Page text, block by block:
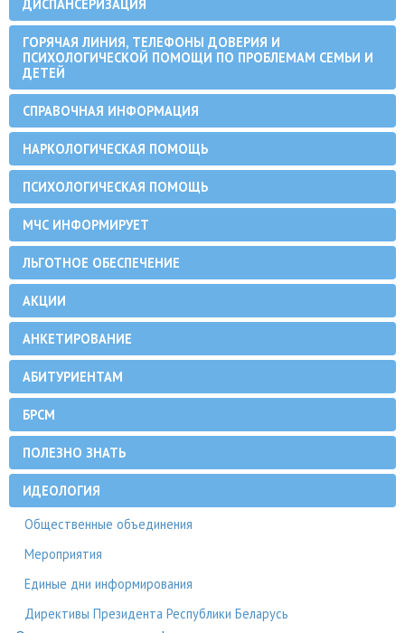
ДИСПАНСЕРИЗАЦИЯ
ГОРЯЧАЯ ЛИНИЯ, ТЕЛЕФОНЫ ДОВЕРИЯ И
ПСИХОЛОГИЧЕСКОЙ ПОМОЩИ ПО ПРОБЛЕМАМ СЕМЬИ И
ДЕТЕЙ
СПРАВОЧНАЯ ИНФОРМАЦИЯ
НАРКОЛОГИЧЕСКАЯ ПОМОЩЬ
ПСИХОЛОГИЧЕСКАЯ ПОМОЩЬ
МЧС ИНФОРМИРУЕТ
ЛЬГОТНОЕ ОБЕСПЕЧЕНИЕ
АКЦИИ
АНКЕТИРОВАНИЕ
АБИТУРИЕНТАМ
БРСМ
ПОЛЕЗНО ЗНАТЬ
ИДЕОЛОГИЯ
Общественные объединения
Мероприятия
Единые дни информирования
Директивы Президента Республики Беларусь